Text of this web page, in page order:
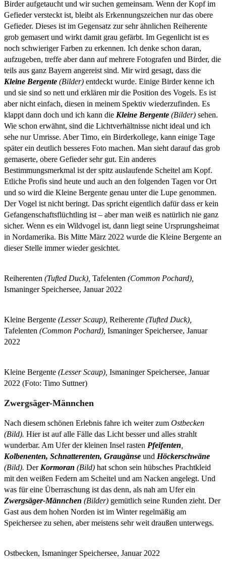
Birder aufgetaucht und wir suchen gemeinsam. Wenn der Kopf im
Gefieder versteckt ist, bleibt als Erkennungszeichen nur das obere
Gefieder. Dieses ist im Gegensatz zur sehr ähnlichen Reiherente
grob gemasert und wirkt damit grau gefärbt. Im Gegenlicht ist es
noch schwieriger Farben zu erkennen. Ich denke schon daran,
aufzugeben, treffe aber dann auf mehrere Fotografen und Birder, die
teils aus ganz Bayern angereist sind. Mir wird gesagt, dass die
Kleine Bergente (Bilder) entdeckt wurde. Einige Birder kenne ich
und sie sind so nett und erklären mir die Position des Vogels. Es ist
aber nicht einfach, diesen in meinem Spektiv wiederzufinden. Es
klappt dann doch und ich kann die Kleine Bergente (Bilder) sehen.
Wie schon erwähnt, sind die Lichtverhältnisse nicht ideal und ich
sehe nur Umrisse. Aber Timo, ein Birderkollege, kann einige Tage
später ein deutlich besseres Foto machen. Man sieht darauf das grob
gemaserte, obere Gefieder sehr gut. Ein anderes
Bestimmungsmerkmal ist der spitz auslaufende Scheitel am Kopf.
Etliche Profis sind heute und auch an den folgenden Tagen vor Ort
und so wird die Kleine Bergente genau unter die Lupe genommen.
Der Vogel ist nicht beringt. Das spricht eigentlich dafür dass er kein
Gefangenschaftsflüchtling ist – aber man weiß es natürlich nie ganz
sicher. Wenn es ein Wildvogel ist, dann liegt seine Ursprungsheimat
in Nordamerika. Bis Mitte März 2022 wurde die Kleine Bergente an
dieser Stelle immer wieder gesichtet.
Reiherenten (Tufted Duck), Tafelenten (Common Pochard),
Ismaninger Speichersee, Januar 2022
Kleine Bergente (Lesser Scaup), Reiherente (Tufted Duck),
Tafelenten (Common Pochard), Ismaninger Speichersee, Januar
2022
Kleine Bergente (Lesser Scaup), Ismaninger Speichersee, Januar
2022 (Foto: Timo Suttner)
Zwergsäger-Männchen
Nach diesem schönen Erlebnis fahre ich weiter zum Ostbecken
(Bild). Hier ist auf alle Fälle das Licht besser und alles strahlt
wunderbar. Am Ufer der kleinen Insel rasten Pfeifenten
Kolbenenten, Schnatterenten, Graugänse und Höckerschwäne
(Bild). Der Kormoran (Bild) hat schon sein hübsches Prachtkleid
mit den weißen Federn am Scheitel und am Nacken angelegt. Und
was für eine Überraschung ist das denn, als nah am Ufer ein
Zwergsäger-Männchen (Bilder) gemütlich seine Runden zieht. Der
Gast aus dem hohen Norden ist im Winter regelmäßig am
Speichersee zu sehen, aber meistens sehr weit draußen unterwegs.
Ostbecken, Ismaninger Speichersee, Januar 2022